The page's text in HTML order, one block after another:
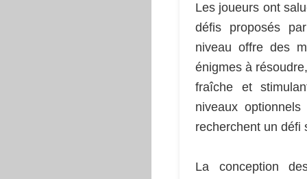
Les joueurs ont
défis proposés
niveau offre des
énigmes à
fraîche et
niveaux
recherchent un défi
La conception